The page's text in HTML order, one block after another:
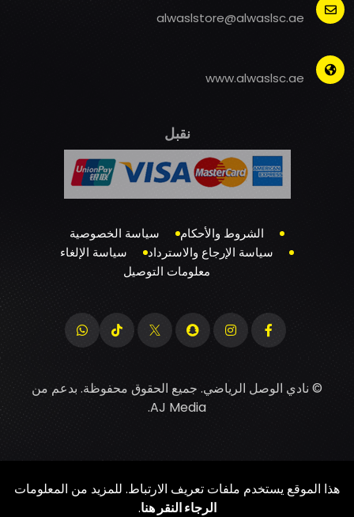
alwaslstore@alwaslsc.ae
www.alwaslsc.ae
نقبل
الشروط والأحكام
سياسة الخصوصية
سياسة الإرجاع والاسترداد
سياسة الإلغاء
معلومات التوصيل
© نادي الوصل الرياضي. جميع الحقوق محفوظة. بدعم من
AJ Media
.
هذا الموقع يستخدم ملفات تعريف الارتباط. للمزيد من المعلومات
الرجاء النقر هنا.